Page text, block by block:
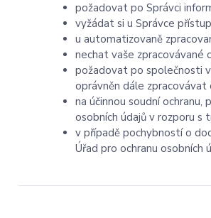
požadovat po Správci
vyžádat si u Správce
u automatizovaně
nechat vaše zpracovávané
požadovat po společnosti
oprávněn dále zpracovávat
na účinnou soudní
osobních údajů v rozporu s
v případě pochybností o
Úřad pro ochranu osobních